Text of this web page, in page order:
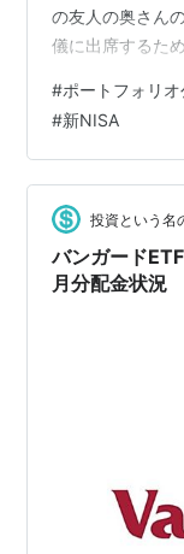
の友人の奥さん
儀に出席するた
きており、海外
た。日本企業か
が近づいてくれ
るケースも多い
は、既に日本の
ル）での転職に
#ポートフォリオ
#新NISA
投資という名
バンガード
月分配金状況